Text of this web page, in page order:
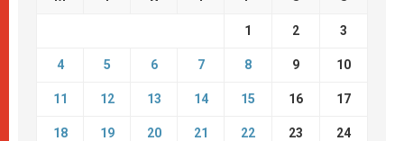
1 2 3
4 5 6 7 8 9 10
11 12 13 14 15 16 17
18 19 20 21 22 23 24